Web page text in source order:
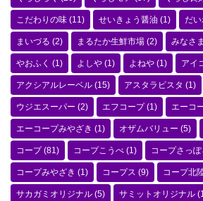
こだわりの味 (11) せいきょう醤油 (1) だ
まいづる (2) まるたか生鮮市場 (2) みなさ
やおふく (1) よしや (1) よねや (1) アイ
アクシアルレーベル (15) アスタラビスタ (1)
ウジエスーパー (2) エフコープ(1) エーコ
エーコープみやざき (1) オザムバリュー (5)
コープ(81) コープこうべ (1) コープさっぽ
コープみやざき (1) コープス (9) コープ北
サカガミオリジナル (5) サミットオリジナル